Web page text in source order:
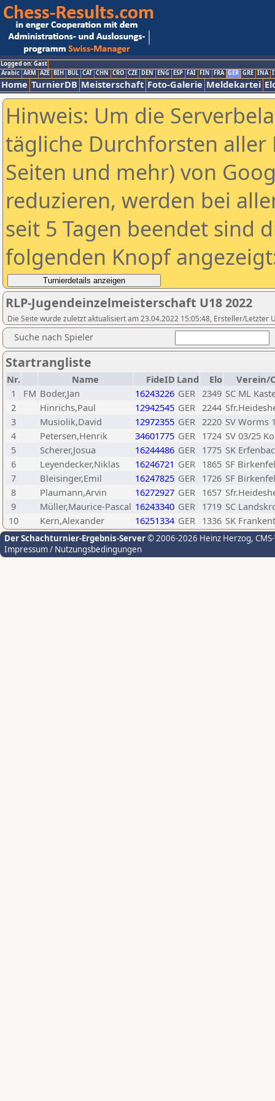
Logged on: Gast
Arabic ARM AZE BIH BUL CAT CHN CRO CZE DEN ENG ESP FAI FIN FRA GER GRE INA
Home TurnierDB Meisterschaft Foto-Galerie Meldekartei
Hinweis: Um die
tägliche Durchforsten aller
Seiten und mehr) von
reduzieren, werden bei
seit 5 Tagen beendet sind
folgenden Knopf
RLP-Jugendeinzelmeisterschaft U18 2022
Die Seite wurde zuletzt aktualisiert am 23.04.2022 15:05:48, Ersteller/Letzter
Suche nach Spieler
Startrangliste
Nr. Name FideID Land Elo
Verein/
1
FM Boder,Jan 16243226 GER 2349 SC ML
2
Hinrichs,Paul 12942545 GER 2244
3
Musiolik,David 12972355 GER 2220 SV Worms
4
Petersen,Henrik 34601775 GER 1724 SV 03/25
5
Scherer,Josua 16244486 GER 1775 SK
6
Leyendecker,Niklas 16246721 GER 1865 SF
7
Bleisinger,Emil 16247825 GER 1726 SF
8
Plaumann,Arvin 16272927 GER 1657
9
Müller,Maurice-Pascal 16243340 GER 1719 SC
10
Kern,Alexander 16251334 GER 1336 SK
Der Schachturnier-Ergebnis-Server© 2006-2026 Heinz Herzog,
Impressum / Nutzungsbedingungen